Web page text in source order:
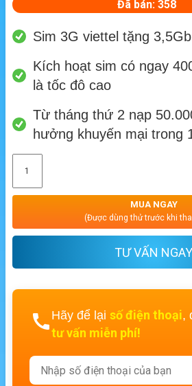
Đã bán: 358
Sim 3G viettel tặng
Kích hoạt sim có ngay
là tốc đô cao
Từ tháng thứ 2 nạp
hưởng khuyến mại trong
MUA NGAY
(Được dùng thử trước khi
TƯ VẤN NGAY
Hãy để lại số điện thoại,
tư vấn miễn phí!